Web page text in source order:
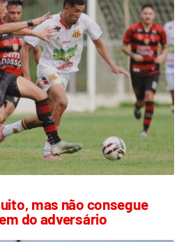
mas não consegue
do adversário